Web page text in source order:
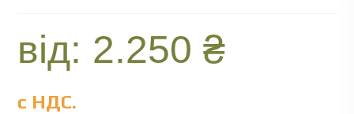
від: 2.250₴
с НДС.